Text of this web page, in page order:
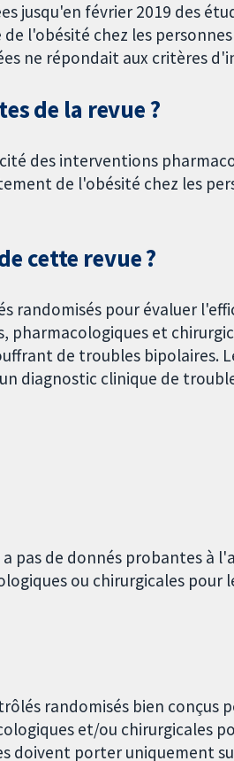
jusqu'en février 2019 des
l'obésité chez les
ne répondait aux critères
de la revue ?
des interventions
de l'obésité chez les
cette revue ?
randomisés pour évaluer
pharmacologiques et
de troubles bipolaires.
diagnostic clinique de
pas de donnés probantes à
ou chirurgicales pour
randomisés bien conçus
et/ou chirurgicales
doivent porter uniquement